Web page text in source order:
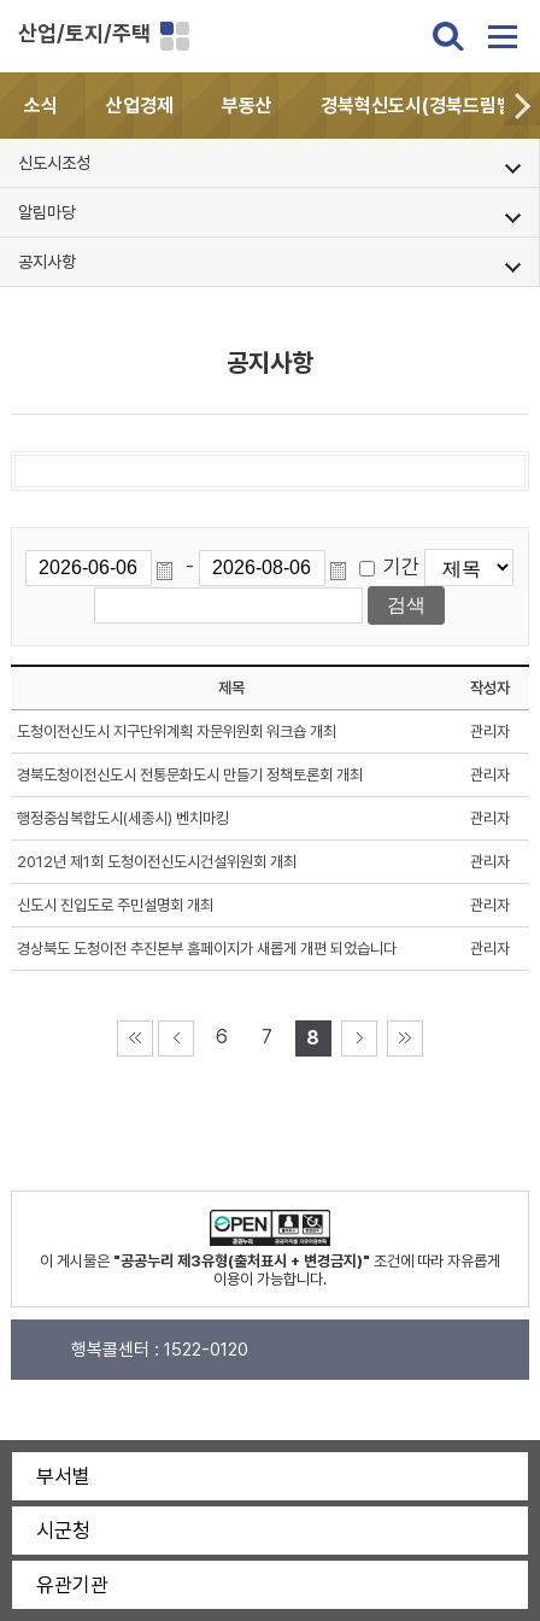
산업/토지/주택
소식 산업경제 부동산 경북혁신도시(경북드림밸리)
신도시조성
알림마당
공지사항
공지사항
- 기간
제목 작성자
도청이전신도시 지구단위계획 자문위원회 워크숍 개최 관리자
경북도청이전신도시 전통문화도시 만들기 정책토론회 개최 관리자
행정중심복합도시(세종시) 벤치마킹 관리자
2012년 제1회 도청이전신도시건설위원회 개최 관리자
신도시 진입도로 주민설명회 개최 관리자
경상북도 도청이전 추진본부 홈페이지가 새롭게 개편 되었습니다 관리자
6 7 8
이 게시물은 "공공누리 제3유형(출처표시 + 변경금지)" 조건에 따라 자유롭게
이용이 가능합니다.
행복콜센터 : 1522-0120
부서별
시군청
유관기관